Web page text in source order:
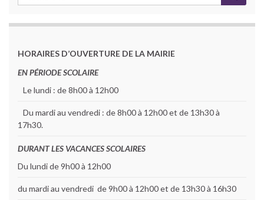
HORAIRES D’OUVERTURE DE LA MAIRIE
EN PÉRIODE SCOLAIRE
Le lundi : de 8h00 à 12h00
Du mardi au vendredi : de 8h00 à 12h00 et de 13h30 à
17h30.
DURANT LES VACANCES SCOLAIRES
Du lundi de 9h00 à 12h00
du mardi au vendredi de 9h00 à 12h00 et de 13h30 à 16h30